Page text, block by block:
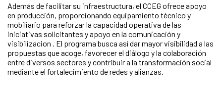
Además de facilitar su infraestructura, el CCEG ofrece apoyo
en producción, proporcionando equipamiento técnico y
mobiliario para reforzar la capacidad operativa de las
iniciativas solicitantes y apoyo en la comunicación y
visibilizacion . El programa busca así dar mayor visibilidad a las
propuestas que acoge, favorecer el diálogo y la colaboración
entre diversos sectores y contribuir a la transformación social
mediante el fortalecimiento de redes y alianzas.